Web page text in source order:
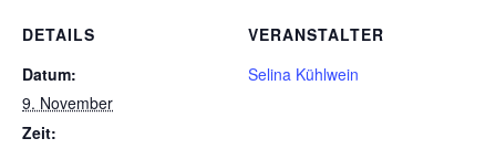
DETAILS
Datum:
9. November
Zeit:
VERANSTALTER
Selina Kühlwein